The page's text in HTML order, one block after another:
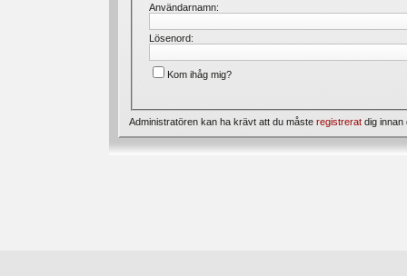
Användarnamn:
Lösenord:
Kom ihåg mig?
Administratören kan ha krävt att du måste registrerat dig innan